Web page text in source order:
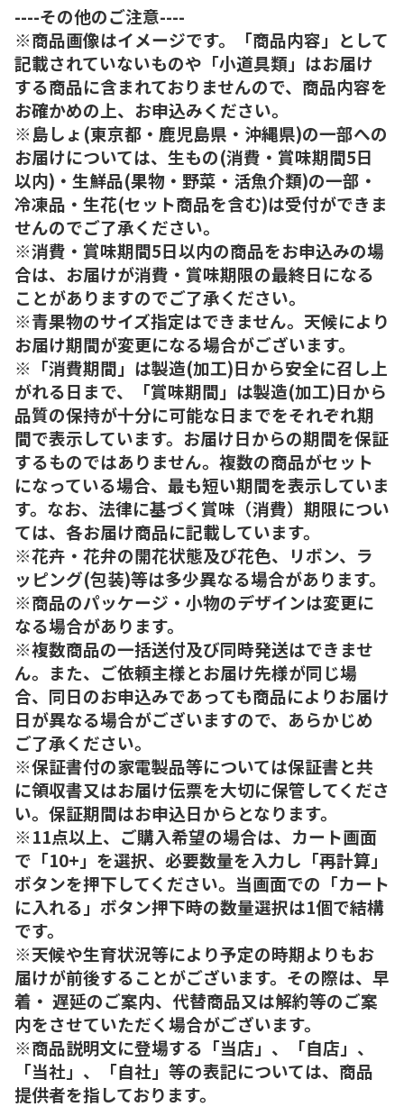
----その他のご注意----
※商品画像はイメージです。「商品内容」として
記載されていないものや「小道具類」はお届け
する商品に含まれておりませんので、商品内容を
お確かめの上、お申込みください。
※島しょ(東京都・鹿児島県・沖縄県)の一部への
お届けについては、生もの(消費・賞味期間5日
以内)・生鮮品(果物・野菜・活魚介類)の一部・
冷凍品・生花(セット商品を含む)は受付ができま
せんのでご了承ください。
※消費・賞味期間5日以内の商品をお申込みの場
合は、お届けが消費・賞味期限の最終日になる
ことがありますのでご了承ください。
※青果物のサイズ指定はできません。天候により
お届け期間が変更になる場合がございます。
※「消費期間」は製造(加工)日から安全に召し上
がれる日まで、「賞味期間」は製造(加工)日から
品質の保持が十分に可能な日までをそれぞれ期
間で表示しています。お届け日からの期間を保証
するものではありません。複数の商品がセット
になっている場合、最も短い期間を表示していま
す。なお、法律に基づく賞味（消費）期限につい
ては、各お届け商品に記載しています。
※花卉・花弁の開花状態及び花色、リボン、ラ
ッピング(包装)等は多少異なる場合があります。
※商品のパッケージ・小物のデザインは変更に
なる場合があります。
※複数商品の一括送付及び同時発送はできませ
ん。また、ご依頼主様とお届け先様が同じ場
合、同日のお申込みであっても商品によりお届け
日が異なる場合がございますので、あらかじめ
ご了承ください。
※保証書付の家電製品等については保証書と共
に領収書又はお届け伝票を大切に保管してくださ
い。保証期間はお申込日からとなります。
※11点以上、ご購入希望の場合は、カート画面
で「10+」を選択、必要数量を入力し「再計算」
ボタンを押下してください。当画面での「カート
に入れる」ボタン押下時の数量選択は1個で結構
です。
※天候や生育状況等により予定の時期よりもお
届けが前後することがございます。その際は、早
着・ 遅延のご案内、代替商品又は解約等のご案
内をさせていただく場合がございます。
※商品説明文に登場する「当店」、「自店」、
「当社」、「自社」等の表記については、商品
提供者を指しております。